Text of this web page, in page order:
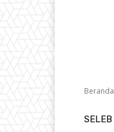
Beranda
SELEB